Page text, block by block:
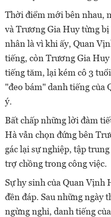
Thời điểm mới bên nhau,
và Trương Gia Huy từng
nhân là vì khi ấy, Quan
tiếng, còn Trương Gia
tiếng tăm, lại kém cô 3
"đeo bám" danh tiếng của
ý.
Bất chấp những lời đàm
Hà vẫn chọn đứng bên
gác lại sự nghiệp, tập
trợ chồng trong công việc.
Sự hy sinh của Quan Vịnh
đền đáp. Sau những ngày
ngừng nghỉ, danh tiếng